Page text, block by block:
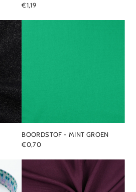
€1,19
BOORDSTOF - MINT GROEN
€0,70